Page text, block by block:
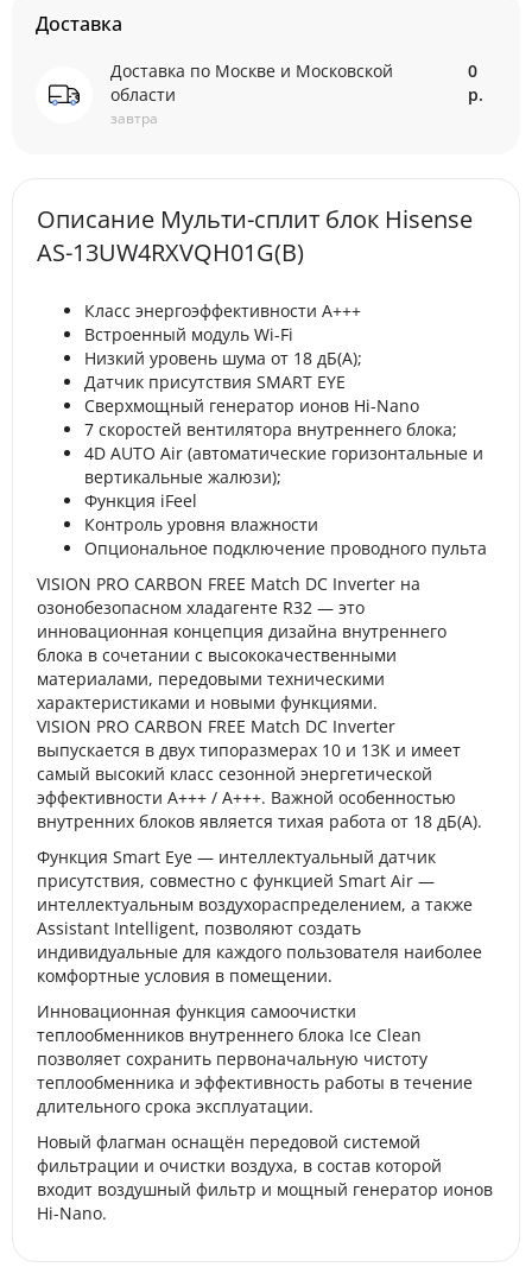
Доставка
Доставка по Москве и Московской
области
завтра
0
р.
Описание Мульти-сплит блок Hisense
AS-13UW4RXVQH01G(B)
Класс энергоэффективности А+++
Встроенный модуль Wi-Fi
Низкий уровень шума от 18 дБ(А);
Датчик присутствия SMART EYE
Сверхмощный генератор ионов Hi-Nano
7 скоростей вентилятора внутреннего блока;
4D AUTO Air (автоматические горизонтальные и
вертикальные жалюзи);
Функция iFeel
Контроль уровня влажности
Опциональное подключение проводного пульта
VISION PRO CARBON FREE Match DC Inverter на
озонобезопасном хладагенте R32 — это
инновационная концепция дизайна внутреннего
блока в сочетании с высококачественными
материалами, передовыми техническими
характеристиками и новыми функциями.
VISION PRO CARBON FREE Match DC Inverter
выпускается в двух типоразмерах 10 и 13К и имеет
самый высокий класс сезонной энергетической
эффективности A+++ / A+++. Важной особенностью
внутренних блоков является тихая работа от 18 дБ(А).
Функция Smart Eye — интеллектуальный датчик
присутствия, совместно с функцией Smart Air —
интеллектуальным воздухораспределением, а также
Assistant Intelligent, позволяют создать
индивидуальные для каждого пользователя наиболее
комфортные условия в помещении.
Инновационная функция самоочистки
теплообменников внутреннего блока Ice Clean
позволяет сохранить первоначальную чистоту
теплообменника и эффективность работы в течение
длительного срока эксплуатации.
Новый флагман оснащён передовой системой
фильтрации и очистки воздуха, в состав которой
входит воздушный фильтр и мощный генератор ионов
Hi-Nano.